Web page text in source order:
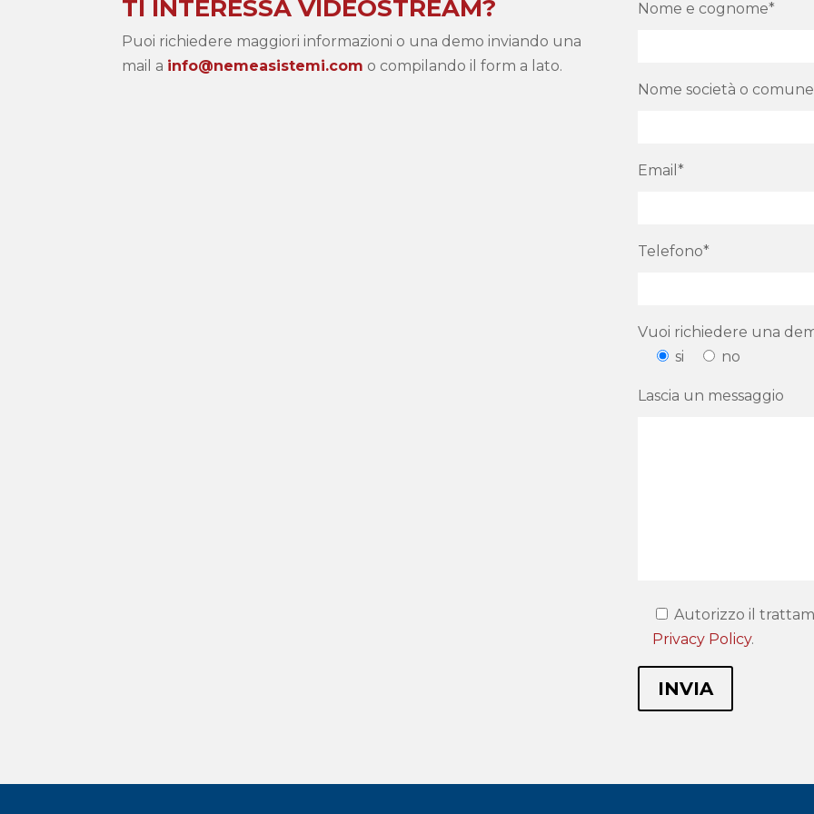
TI INTERESSA VIDEOSTREAM?
Puoi richiedere maggiori informazioni o una demo inviando una
mail a info@nemeasistemi.com o compilando il form a lato.
Nome e cognome*
Nome società o
Email*
Telefono*
Vuoi richiedere una
si
no
Lascia un messaggio
Autorizzo il
Privacy Policy.